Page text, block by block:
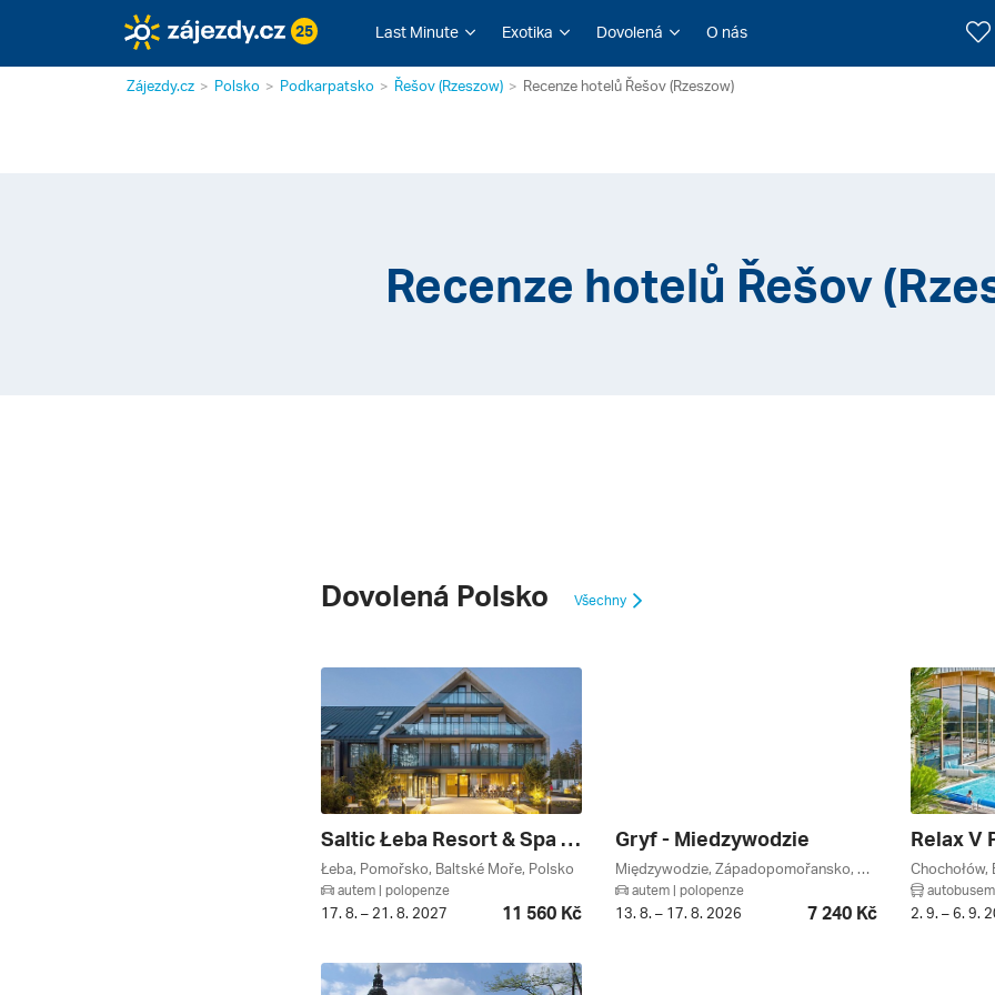
25 Last Minute Exotika Dovolená O nás
Zájezdy.cz Polsko Podkarpatsko Řešov (Rzeszow) Recenze hotelů Řešov (Rzeszow)
Recenze hotelů Řešov
Dovolená Polsko Všechny
Saltic Łeba Resort & Spa - Rekreační Pobyt
Łeba, Pomořsko, Baltské Moře, Polsko
autem | polopenze
17. 8. – 21. 8. 2027 11 560 Kč
Gryf - Miedzywodzie
Międzywodzie, Západopomořansko, Baltské Moře, Polsko
autem | polopenze
13. 8. – 17. 8. 2026 7 240 Kč 2. 9. – 6. 9.